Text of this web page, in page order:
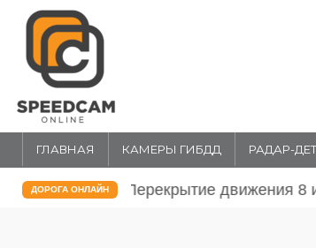
ГЛАВНАЯ КАМЕРЫ ГИБДД РАДАР-
ДОРОГА ОНЛАЙН Перекрытие движения